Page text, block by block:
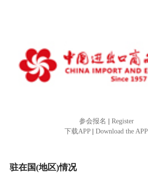
参会报名
Register
下载APP
Download the APP
驻在国(地区)情况